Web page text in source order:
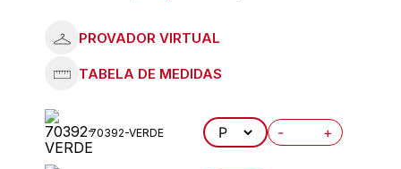
70392-VERDE - +